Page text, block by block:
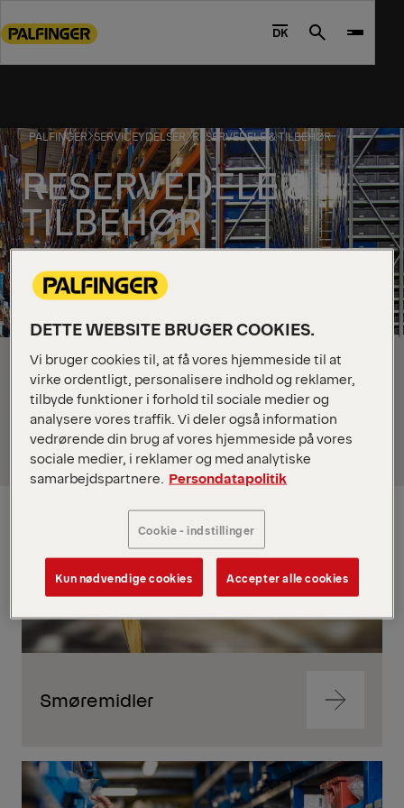
to
footer
content
DK Search
PALFINGER SERVICEYDELSER RESERVEDELE & TILBEHØR
RESERVEDELE &
TILBEHØR
Smøremidler Navigate
Navigate
to
content
DETTE WEBSITE BRUGER COOKIES.
Vi bruger cookies til, at få vores hjemmeside til at
virke ordentligt, personalisere indhold og reklamer,
tilbyde funktioner i forhold til sociale medier og
analysere vores traffik. Vi deler også information
vedrørende din brug af vores hjemmeside på vores
sociale medier, i reklamer og med analytiske
samarbejdspartnere. Persondatapolitik
Cookie - indstillinger
Kun nødvendige cookies Accepter alle cookies